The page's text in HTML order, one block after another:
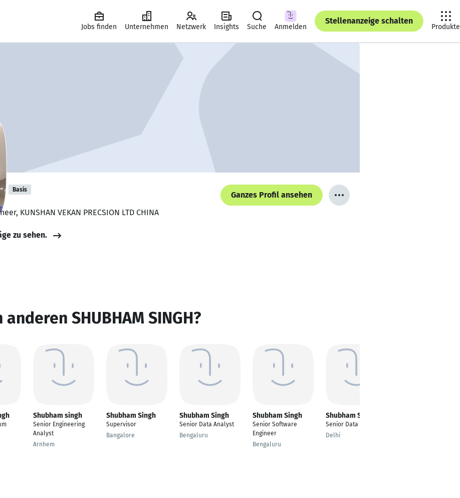
Jobs finden Unternehmen Netzwerk Insights Suche Anmelden
Stellenanzeige schalten
Produkte
Basis
Ganzes Profil ansehen
KUNSHAN VEKAN PRECSION LTD CHINA
zu sehen.
SHUBHAM SINGH?
Shubham singh
Senior Engineering
Analyst
Arnhem
Shubham Singh
Supervisor
Bangalore
Shubham Singh
Senior Data Analyst
Bengaluru
Shubham Singh
Senior Software
Engineer
Bengaluru
Shubham Singh
Senior Data Engineer
Delhi